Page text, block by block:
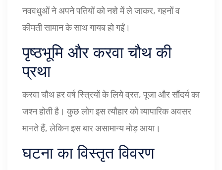
नववधुओं ने अपने पतियों को नशे में ले जाकर, गहनों व
कीमती सामान के साथ गायब हो गईं।
पृष्ठभूमि और करवा चौथ की
प्रथा
करवा चौथ हर वर्ष स्त्रियों के लिये व्रत, पूजा और सौंदर्य का
जश्न होती है। कुछ लोग इस त्यौहार को व्यापारिक अवसर
मानते हैं, लेकिन इस बार असामान्य मोड़ आया।
घटना का विस्तृत विवरण